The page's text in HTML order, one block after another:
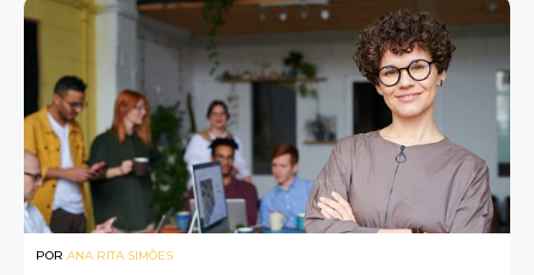
POR ANA RITA SIMÕES